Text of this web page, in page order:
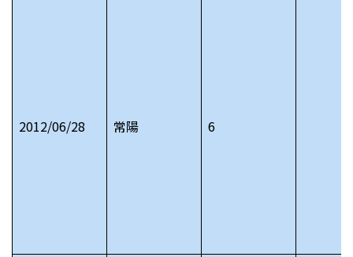
2012/06/28 常陽 6